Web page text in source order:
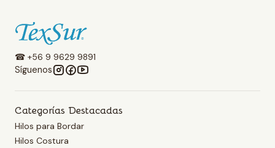
☎ +56 9 9629 9891
Síguenos
Categorías Destacadas
Hilos para Bordar
Hilos Costura